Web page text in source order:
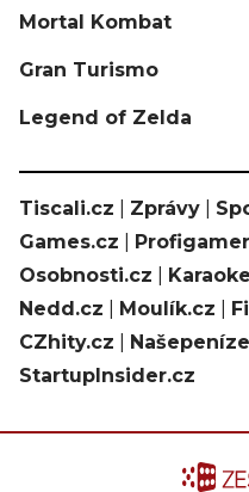
Mortal Kombat
Gran Turismo
Legend of Zelda
Tiscali.cz Zprávy
Games.cz
Osobnosti.cz
Nedd.cz
Moulík.cz
CZhity.cz
StartupInsider.cz